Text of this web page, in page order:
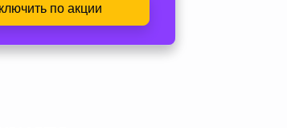
по акции